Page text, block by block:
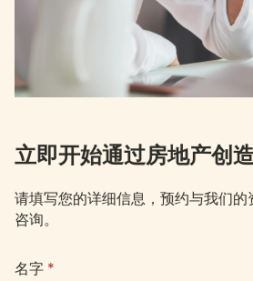
立即开始通过房地产创
请填写您的详细信息，预约与我们
咨询。
名字 *